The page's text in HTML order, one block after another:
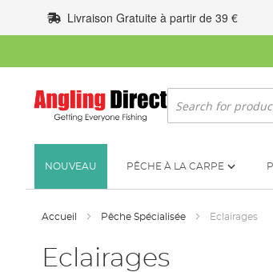
au
contenu
Livraison Gratuite à partir de 39 €
Rechercher
NOUVEAU PÊCHE À LA CARPE
Accueil Pêche Spécialisée Eclairages
Eclairages